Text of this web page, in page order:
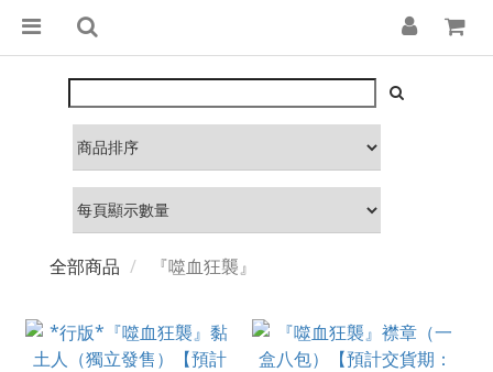
全部商品 『噬血狂襲』